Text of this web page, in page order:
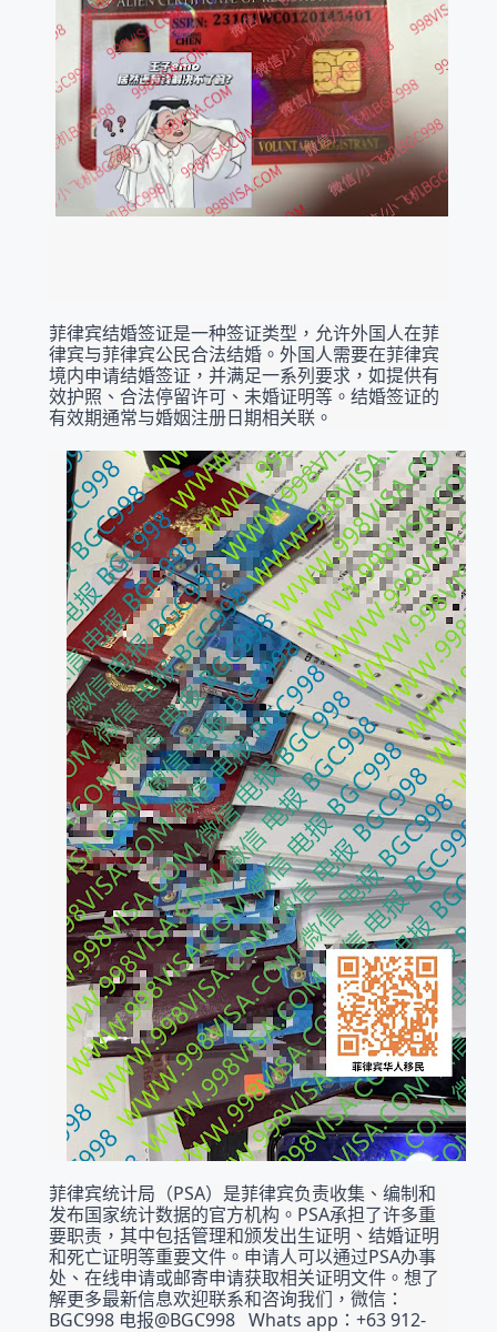
菲律宾结婚签证是一种签证类型，允许外国人在菲
律宾与菲律宾公民合法结婚。外国人需要在菲律宾
境内申请结婚签证，并满足一系列要求，如提供有
效护照、合法停留许可、未婚证明等。结婚签证的
有效期通常与婚姻注册日期相关联。
菲律宾统计局（PSA）是菲律宾负责收集、编制和
发布国家统计数据的官方机构。PSA承担了许多重
要职责，其中包括管理和颁发出生证明、结婚证明
和死亡证明等重要文件。申请人可以通过PSA办事
处、在线申请或邮寄申请获取相关证明文件。想了
解更多最新信息欢迎联系和咨询我们，微信：
BGC998 电报@BGC998   Whats app：+63 912-